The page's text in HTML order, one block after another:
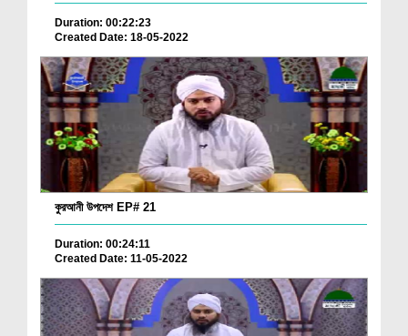
Duration: 00:22:23
Created Date: 18-05-2022
কুরআনী উপদেশ EP# 21
Duration: 00:24:11
Created Date: 11-05-2022